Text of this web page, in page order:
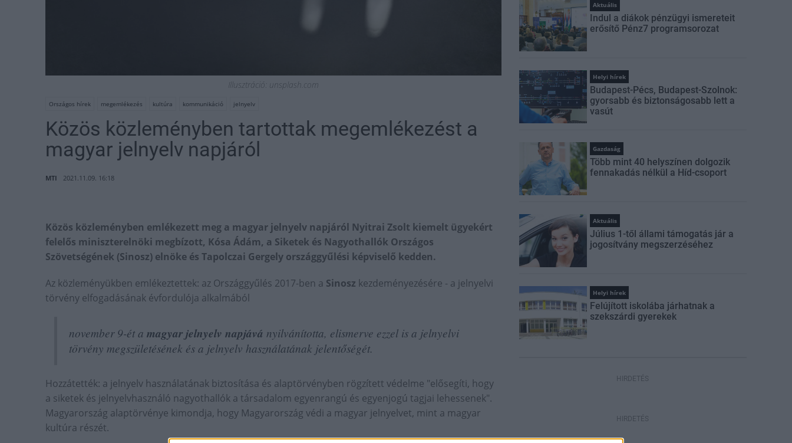
Illusztráció: unsplash.com
Országos hírek megemlékezés kultúra kommunikáció jelnyelv
Közös közleményben tartottak megemlékezést a
magyar jelnyelv napjáról
MTI 2021.11.09. 16:18
Közös közleményben emlékezett meg a magyar jelnyelv napjáról Nyitrai Zsolt kiemelt ügyekért
felelős miniszterelnöki megbízott, Kósa Ádám, a Siketek és Nagyothallók Országos
Szövetségének (Sinosz) elnöke és Tapolczai Gergely országgyűlési képviselő kedden.
Az közleményükben emlékeztettek: az Országgyűlés 2017-ben a Sinosz kezdeményezésére - a jelnyelvi
törvény elfogadásának évfordulója alkalmából
november 9-ét a magyar jelnyelv napjává nyilvánította, elismerve ezzel is a jelnyelvi
törvény megszületésének és a jelnyelv használatának jelentőségét.
Hozzátették: a jelnyelv használatának biztosítása és alaptörvényben rögzített védelme "elősegíti, hogy
a siketek és jelnyelvhasználó nagyothallók a társadalom egyenrangú és egyenjogú tagjai lehessenek".
Magyarország alaptörvénye kimondja, hogy Magyarország védi a magyar jelnyelvet, mint a magyar
kultúra részét.
Aktuális
Indul a diákok pénzügyi ismereteit
erősítő Pénz7 programsorozat
Helyi hírek
Budapest-Pécs, Budapest-Szolnok:
gyorsabb és biztonságosabb lett a
vasút
Gazdaság
Több mint 40 helyszínen dolgozik
fennakadás nélkül a Híd-csoport
Aktuális
Július 1-től állami támogatás jár a
jogosítvány megszerzéséhez
Helyi hírek
Felújított iskolába járhatnak a
szekszárdi gyerekek
HIRDETÉS
HIRDETÉS